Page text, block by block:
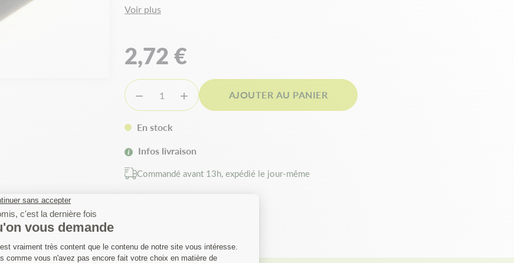
Voir plus
2,72 €
  AJOUTER AU PANIER
En stock
Infos livraison
Commandé avant 13h, expédié le jour-même
Avis clients